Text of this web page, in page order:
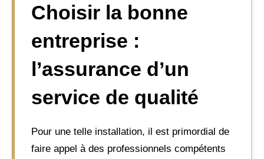
Choisir la bonne
entreprise :
l’assurance d’un
service de qualité
Pour une telle installation, il est primordial de
faire appel à des professionnels compétents